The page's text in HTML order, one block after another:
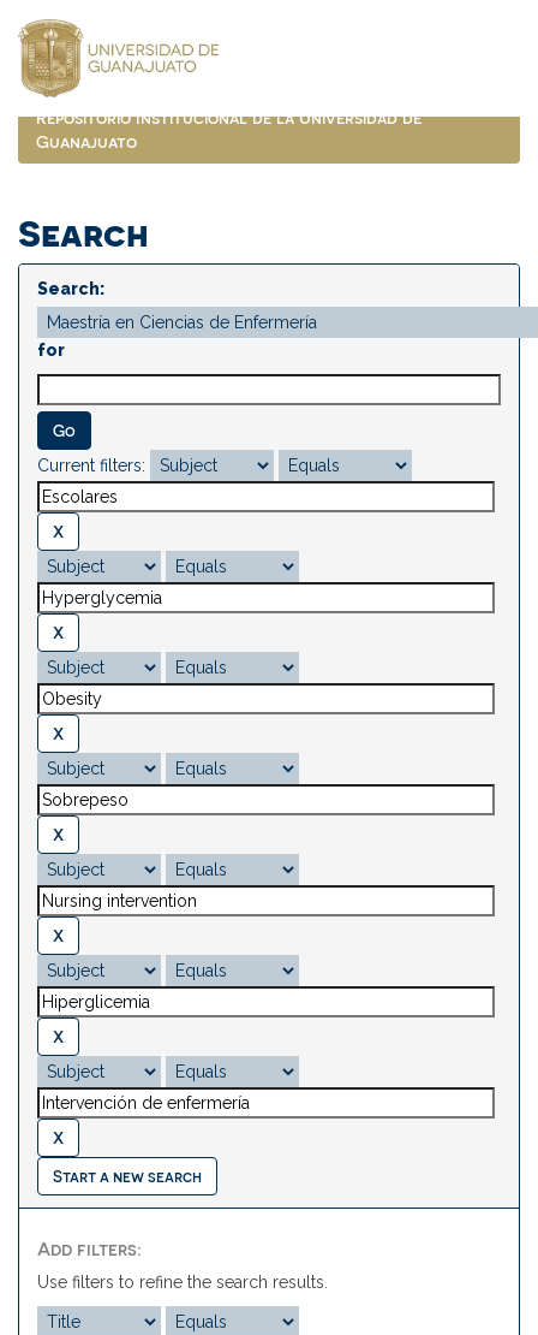
navigation
Repositorio Institucional de la Universidad de
Guanajuato
Search
Search:
for
Current filters:
Start a new search
Add filters:
Use filters to refine the search results.